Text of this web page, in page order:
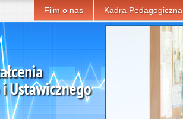
Film o nas Kadra Pedagogiczna